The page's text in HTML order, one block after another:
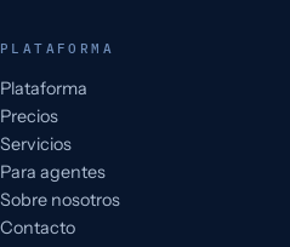
PLATAFORMA
Plataforma
Precios
Servicios
Para agentes
Sobre nosotros
Contacto